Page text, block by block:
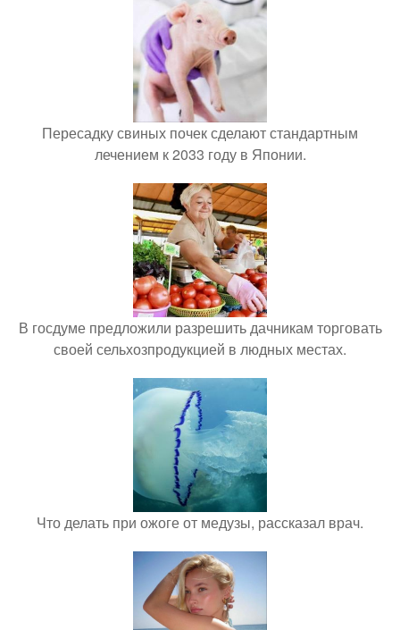
Пересадку свиных почек сделают стандартным
лечением к 2033 году в Японии.
В госдуме предложили разрешить дачникам торговать
своей сельхозпродукцией в людных местах.
Что делать при ожоге от медузы, рассказал врач.